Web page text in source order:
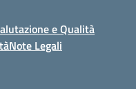
e Qualità
Note Legali